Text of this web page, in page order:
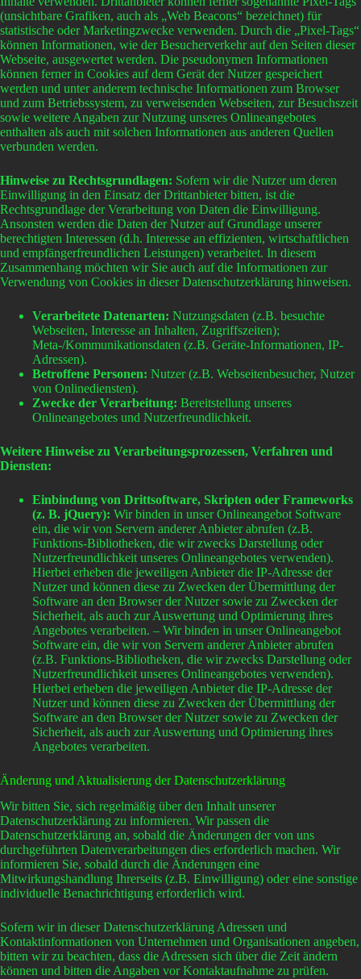
(unsichtbare Grafiken, auch als „Web Beacons“ bezeichnet) für
statistische oder Marketingzwecke verwenden. Durch die „Pixel-Tags“
können Informationen, wie der Besucherverkehr auf den Seiten dieser
Webseite, ausgewertet werden. Die pseudonymen Informationen
können ferner in Cookies auf dem Gerät der Nutzer gespeichert
werden und unter anderem technische Informationen zum Browser
und zum Betriebssystem, zu verweisenden Webseiten, zur Besuchszeit
sowie weitere Angaben zur Nutzung unseres Onlineangebotes
enthalten als auch mit solchen Informationen aus anderen Quellen
verbunden werden.
Hinweise zu Rechtsgrundlagen: Sofern wir die Nutzer um deren
Einwilligung in den Einsatz der Drittanbieter bitten, ist die
Rechtsgrundlage der Verarbeitung von Daten die Einwilligung.
Ansonsten werden die Daten der Nutzer auf Grundlage unserer
berechtigten Interessen (d.h. Interesse an effizienten, wirtschaftlichen
und empfängerfreundlichen Leistungen) verarbeitet. In diesem
Zusammenhang möchten wir Sie auch auf die Informationen zur
Verwendung von Cookies in dieser Datenschutzerklärung hinweisen.
Verarbeitete Datenarten: Nutzungsdaten (z.B. besuchte
Webseiten, Interesse an Inhalten, Zugriffszeiten);
Meta-/Kommunikationsdaten (z.B. Geräte-Informationen, IP-
Adressen).
Betroffene Personen: Nutzer (z.B. Webseitenbesucher, Nutzer
von Onlinediensten).
Zwecke der Verarbeitung: Bereitstellung unseres
Onlineangebotes und Nutzerfreundlichkeit.
Weitere Hinweise zu Verarbeitungsprozessen, Verfahren und
Diensten:
Einbindung von Drittsoftware, Skripten oder Frameworks
(z. B. jQuery): Wir binden in unser Onlineangebot Software
ein, die wir von Servern anderer Anbieter abrufen (z.B.
Funktions-Bibliotheken, die wir zwecks Darstellung oder
Nutzerfreundlichkeit unseres Onlineangebotes verwenden).
Hierbei erheben die jeweiligen Anbieter die IP-Adresse der
Nutzer und können diese zu Zwecken der Übermittlung der
Software an den Browser der Nutzer sowie zu Zwecken der
Sicherheit, als auch zur Auswertung und Optimierung ihres
Angebotes verarbeiten. – Wir binden in unser Onlineangebot
Software ein, die wir von Servern anderer Anbieter abrufen
(z.B. Funktions-Bibliotheken, die wir zwecks Darstellung oder
Nutzerfreundlichkeit unseres Onlineangebotes verwenden).
Hierbei erheben die jeweiligen Anbieter die IP-Adresse der
Nutzer und können diese zu Zwecken der Übermittlung der
Software an den Browser der Nutzer sowie zu Zwecken der
Sicherheit, als auch zur Auswertung und Optimierung ihres
Angebotes verarbeiten.
Änderung und Aktualisierung der Datenschutzerklärung
Wir bitten Sie, sich regelmäßig über den Inhalt unserer
Datenschutzerklärung zu informieren. Wir passen die
Datenschutzerklärung an, sobald die Änderungen der von uns
durchgeführten Datenverarbeitungen dies erforderlich machen. Wir
informieren Sie, sobald durch die Änderungen eine
Mitwirkungshandlung Ihrerseits (z.B. Einwilligung) oder eine sonstige
individuelle Benachrichtigung erforderlich wird.
Sofern wir in dieser Datenschutzerklärung Adressen und
Kontaktinformationen von Unternehmen und Organisationen angeben,
bitten wir zu beachten, dass die Adressen sich über die Zeit ändern
können und bitten die Angaben vor Kontaktaufnahme zu prüfen.